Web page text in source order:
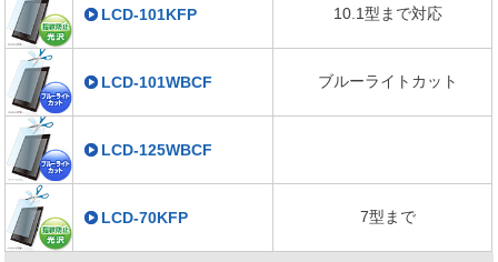
LCD-101KFP 10.1型まで対応
LCD-101WBCF ブルーライトカット
LCD-125WBCF
LCD-70KFP 7型まで